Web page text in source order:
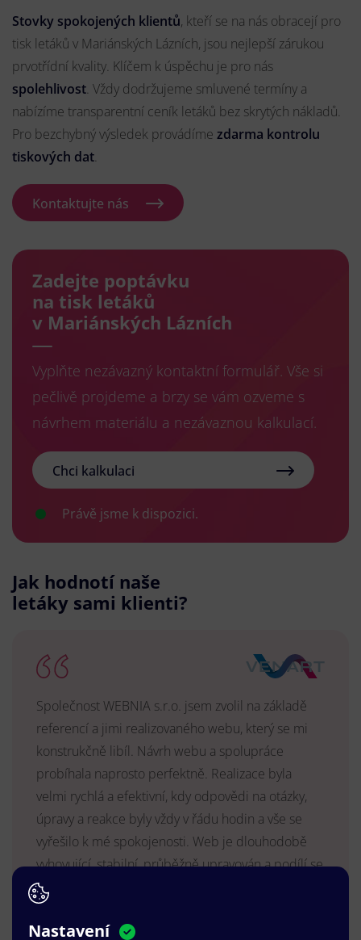
Stovky spokojených klientů, kteří se na nás obracejí pro
tisk letáků v Mariánských Lázních, jsou nejlepší zárukou
prvotřídní kvality. Klíčem k úspěchu je pro nás
spolehlivost. Vždy dodržujeme smluvené termíny a
nabízíme transparentní ceník letáků bez skrytých nákladů.
Pro bezchybný výsledek provádíme zdarma kontrolu
tiskových dat.
Kontaktujte nás
Zadejte poptávku
na tisk letáků
v Mariánských Lázních
Vyplňte nezávazný kontaktní formulář. Vše si
pečlivě projdeme a brzy se vám ozveme s
návrhem materiálu a nezávaznou kalkulací.
Chci kalkulaci
Právě jsme k dispozici.
Jak hodnotí naše
letáky sami klienti?
Společnost WEBNIA s.r.o. jsem zvolil na základě
referencí a jimi realizovaného webu, který se mi
konstrukčně libíl. Návrh webu a spolupráce
probíhala naprosto perfektně. Realizace byla
velmi rychlá a efektivní, kdy odpovědi na otázky,
úpravy a reakce byly vždy v řádu hodin a vše se
vyřešilo k mé spokojenosti. Web je dlouhodobě
vyhovující, stabilní, průběžně upravován a podílí se
na pozitivním vnímání naší značky.
MUDr. Radek Vyšohlíd
Nastavení